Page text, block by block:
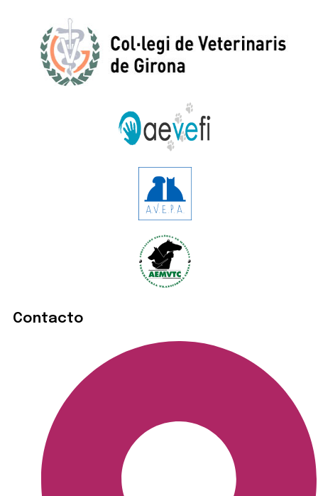
Centre de referència (núm: 636) homologat per:
Contacto